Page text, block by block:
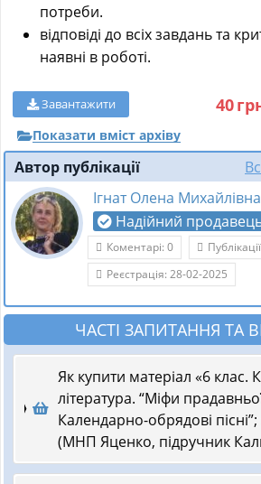
потреби.
відповіді до всіх завдань та
наявні в роботі.
40
Завантажити
Показати вміст архіву
Автор публікації
Ігнат Олена Михайлівна
Надійний
Коментарі: 0
Реєстрація: 28-02-2025
ЧАСТІ ЗАПИТАННЯ ТА
Як купити матеріал «6 клас.
література. “Міфи
Календарно-обрядові
(МНП Яценко, підручник